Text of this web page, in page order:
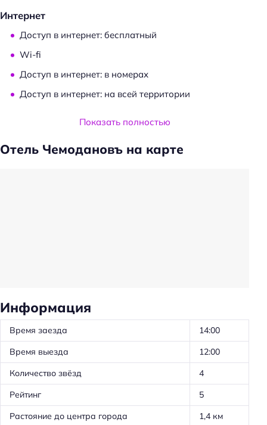
Интернет
Доступ в интернет: бесплатный
Wi-fi
Доступ в интернет: в номерах
Доступ в интернет: на всей территории
Услуги и удобства
Трансфер: платный
Тип сейфа: у администратора
Тип сейфа: в номере
Тип сейфа: бесплатный
Удобства в номерах
Показать полностью
Отель Чемодановъ на карте
Информация
Время заезда
14:00
Время выезда
12:00
Количество звёзд
4
Рейтинг
5
Растояние до центра города
1,4 км